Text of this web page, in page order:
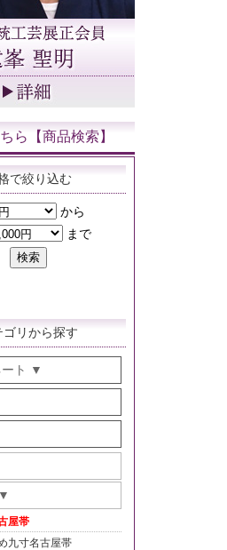
ら【商品検索】
で絞り込む
ゴリから探す
ト
屋帯
九寸名古屋帯